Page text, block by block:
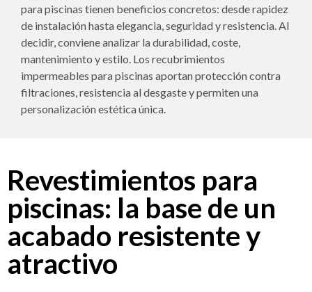
para piscinas tienen beneficios concretos: desde rapidez
de instalación hasta elegancia, seguridad y resistencia. Al
decidir, conviene analizar la durabilidad, coste,
mantenimiento y estilo. Los recubrimientos
impermeables para piscinas aportan protección contra
filtraciones, resistencia al desgaste y permiten una
personalización estética única.
Revestimientos para
piscinas: la base de un
acabado resistente y
atractivo